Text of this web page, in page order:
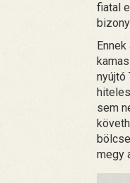
fiatal
nyújtó
sem
megy